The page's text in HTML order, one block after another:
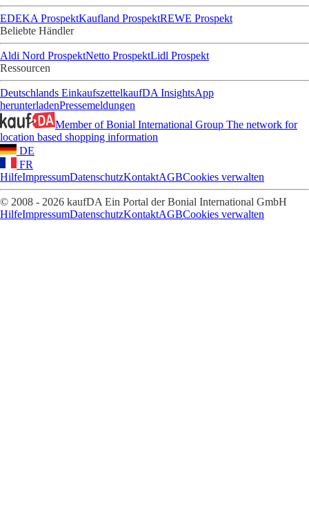
EDEKA ProspektKaufland ProspektREWE Prospekt
Beliebte Händler
Aldi Nord ProspektNetto ProspektLidl Prospekt
Ressourcen
Deutschlands EinkaufszettelkaufDA InsightsApp
herunterladenPressemeldungen
Member of Bonial International Group The network for
location based shopping information
DE
FR
HilfeImpressumDatenschutzKontaktAGBCookies verwalten
© 2008 - 2026 kaufDA Ein Portal der Bonial International GmbH
HilfeImpressumDatenschutzKontaktAGBCookies verwalten